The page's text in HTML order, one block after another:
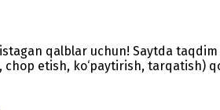
istagan qalblar uchun! Saytda
etish, ko‘paytirish, tarqatish)